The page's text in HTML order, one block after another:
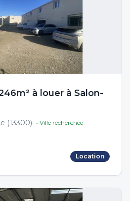
à louer à Salon-
(13300) • Ville recherchée
Location